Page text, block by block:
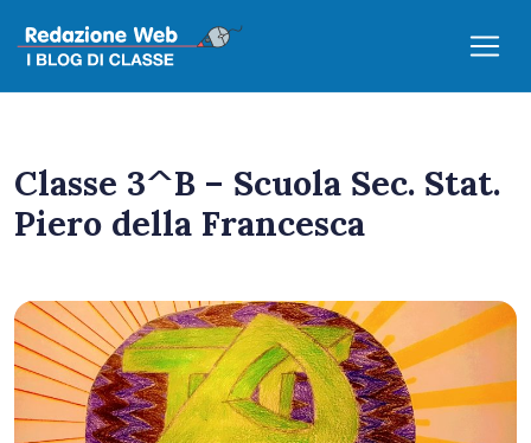
Classe 3^B – Scuola Sec. Stat.
Piero della Francesca